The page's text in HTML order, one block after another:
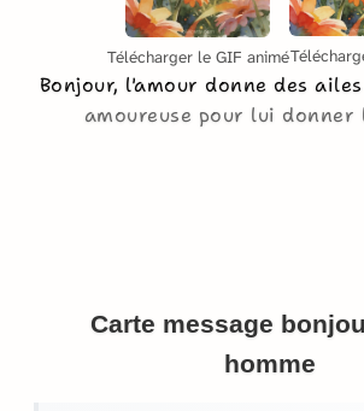
Télécharger le GIF animé
Bonjour, l'amour donne des ailes
amoureuse pour lui donner
Carte message
homme